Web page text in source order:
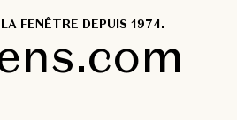
FENÊTRE DEPUIS 1974.